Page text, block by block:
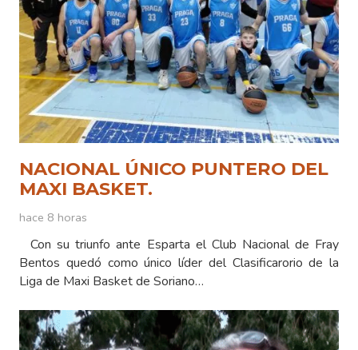
NACIONAL ÚNICO PUNTERO DEL
MAXI BASKET.
hace 8 horas
Con su triunfo ante Esparta el Club Nacional de Fray
Bentos quedó como único líder del Clasificarorio de la
Liga de Maxi Basket de Soriano…